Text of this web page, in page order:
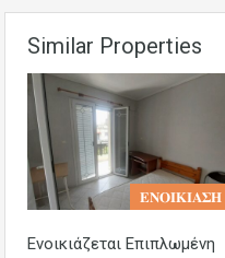
Similar Properties
𝚬𝚴𝚶𝚰𝚱𝚰𝚨𝚺𝚮
Ενοικιάζεται Επιπλωμένη